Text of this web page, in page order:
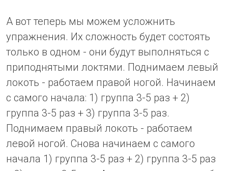
А вот теперь мы можем усложнить
упражнения. Их сложность будет состоять
только в одном - они будут выполняться с
приподнятыми локтями. Поднимаем левый
локоть - работаем правой ногой. Начинаем
с самого начала: 1) группа 3-5 раз + 2)
группа 3-5 раз + 3) группа 3-5 раз.
Поднимаем правый локоть - работаем
левой ногой. Снова начинаем с самого
начала 1) группа 3-5 раз + 2) группа 3-5 раз